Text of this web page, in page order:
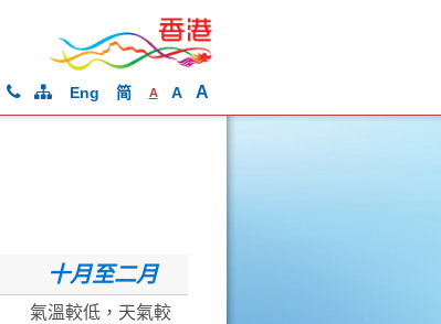
Eng 简 A A A
十月至二月
氣溫較低，天氣較